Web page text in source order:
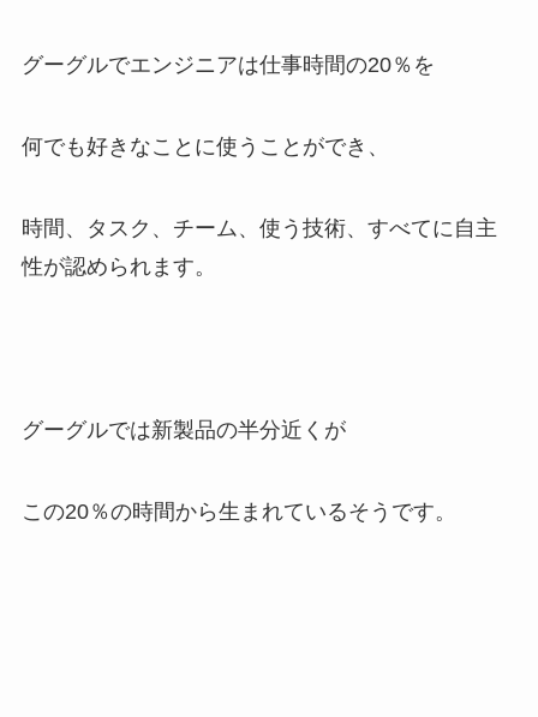
グーグルでエンジニアは仕事時間の20％を
何でも好きなことに使うことができ、
時間、タスク、チーム、使う技術、すべてに自主
性が認められます。
グーグルでは新製品の半分近くが
この20％の時間から生まれているそうです。